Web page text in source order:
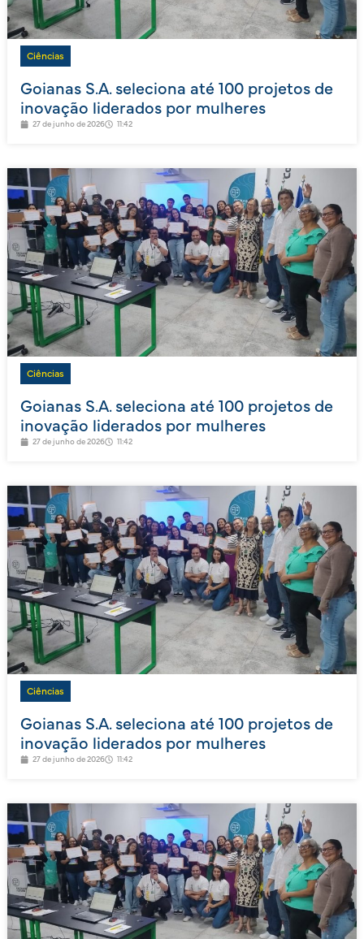
Ciências
Goianas S.A. seleciona até 100 projetos de
inovação liderados por mulheres
27 de junho de 2026 11:42
Ciências
Goianas S.A. seleciona até 100 projetos de
inovação liderados por mulheres
27 de junho de 2026 11:42
Ciências
Goianas S.A. seleciona até 100 projetos de
inovação liderados por mulheres
27 de junho de 2026 11:42